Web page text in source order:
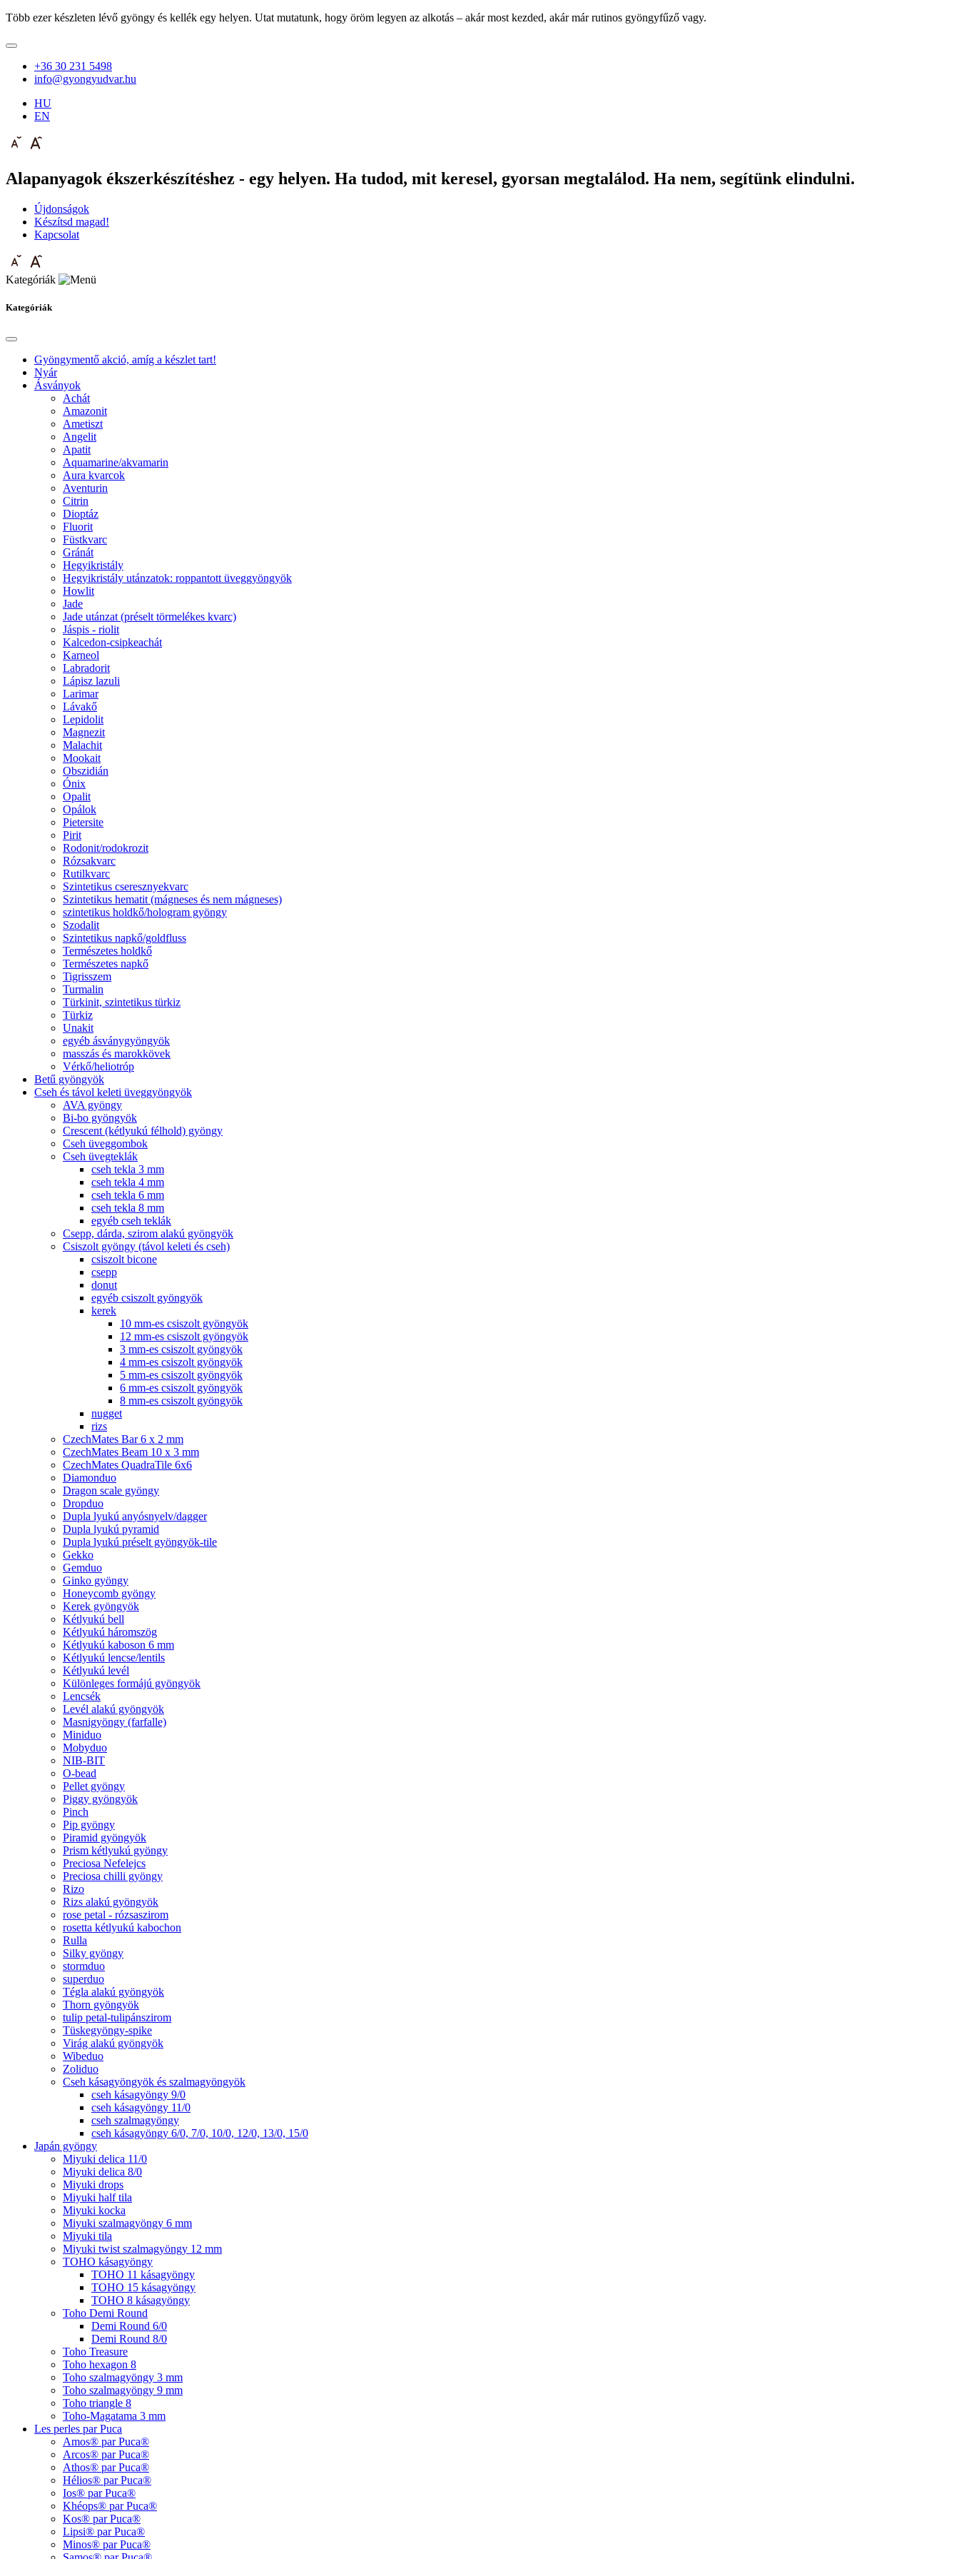
Több ezer készleten lévő gyöngy és kellék egy helyen. Utat mutatunk, hogy öröm legyen az alkotás – akár most kezded, akár már rutinos gyöngyfűző vagy.
+36 30 231 5498
info@gyongyudvar.hu
HU
EN
Alapanyagok ékszerkészítéshez - egy helyen. Ha tudod, mit keresel, gyorsan megtalálod. Ha nem, segítünk elindulni.
Újdonságok
Készítsd magad!
Kapcsolat
Kategóriák
Kategóriák
Gyöngymentő akció, amíg a készlet tart!
Nyár
Ásványok
Achát
Amazonit
Ametiszt
Angelit
Apatit
Aquamarine/akvamarin
Aura kvarcok
Aventurin
Citrin
Dioptáz
Fluorit
Füstkvarc
Gránát
Hegyikristály
Hegyikristály utánzatok: roppantott üveggyöngyök
Howlit
Jade
Jade utánzat (préselt törmelékes kvarc)
Jáspis - riolit
Kalcedon-csipkeachát
Karneol
Labradorit
Lápisz lazuli
Larimar
Lávakő
Lepidolit
Magnezit
Malachit
Mookait
Obszidián
Ónix
Opalit
Opálok
Pietersite
Pirit
Rodonit/rodokrozit
Rózsakvarc
Rutilkvarc
Szintetikus cseresznyekvarc
Szintetikus hematit (mágneses és nem mágneses)
szintetikus holdkő/hologram gyöngy
Szodalit
Szintetikus napkő/goldfluss
Természetes holdkő
Természetes napkő
Tigrisszem
Turmalin
Türkinit, szintetikus türkiz
Türkiz
Unakit
egyéb ásványgyöngyök
masszás és marokkövek
Vérkő/heliotróp
Betű gyöngyök
Cseh és távol keleti üveggyöngyök
AVA gyöngy
Bi-bo gyöngyök
Crescent (kétlyukú félhold) gyöngy
Cseh üveggombok
Cseh üvegteklák
cseh tekla 3 mm
cseh tekla 4 mm
cseh tekla 6 mm
cseh tekla 8 mm
egyéb cseh teklák
Csepp, dárda, szirom alakú gyöngyök
Csiszolt gyöngy (távol keleti és cseh)
csiszolt bicone
csepp
donut
egyéb csiszolt gyöngyök
kerek
10 mm-es csiszolt gyöngyök
12 mm-es csiszolt gyöngyök
3 mm-es csiszolt gyöngyök
4 mm-es csiszolt gyöngyök
5 mm-es csiszolt gyöngyök
6 mm-es csiszolt gyöngyök
8 mm-es csiszolt gyöngyök
nugget
rizs
CzechMates Bar 6 x 2 mm
CzechMates Beam 10 x 3 mm
CzechMates QuadraTile 6x6
Diamonduo
Dragon scale gyöngy
Dropduo
Dupla lyukú anyósnyelv/dagger
Dupla lyukú pyramid
Dupla lyukú préselt gyöngyök-tile
Gekko
Gemduo
Ginko gyöngy
Honeycomb gyöngy
Kerek gyöngyök
Kétlyukú bell
Kétlyukú háromszög
Kétlyukú kaboson 6 mm
Kétlyukú lencse/lentils
Kétlyukú levél
Különleges formájú gyöngyök
Lencsék
Levél alakú gyöngyök
Masnigyöngy (farfalle)
Miniduo
Mobyduo
NIB-BIT
O-bead
Pellet gyöngy
Piggy gyöngyök
Pinch
Pip gyöngy
Piramid gyöngyök
Prism kétlyukú gyöngy
Preciosa Nefelejcs
Preciosa chilli gyöngy
Rizo
Rizs alakú gyöngyök
rose petal - rózsaszirom
rosetta kétlyukú kabochon
Rulla
Silky gyöngy
stormduo
superduo
Tégla alakú gyöngyök
Thorn gyöngyök
tulip petal-tulipánszirom
Tüskegyöngy-spike
Virág alakú gyöngyök
Wibeduo
Zoliduo
Cseh kásagyöngyök és szalmagyöngyök
cseh kásagyöngy 9/0
cseh kásagyöngy 11/0
cseh szalmagyöngy
cseh kásagyöngy 6/0, 7/0, 10/0, 12/0, 13/0, 15/0
Japán gyöngy
Miyuki delica 11/0
Miyuki delica 8/0
Miyuki drops
Miyuki half tila
Miyuki kocka
Miyuki szalmagyöngy 6 mm
Miyuki tila
Miyuki twist szalmagyöngy 12 mm
TOHO kásagyöngy
TOHO 11 kásagyöngy
TOHO 15 kásagyöngy
TOHO 8 kásagyöngy
Toho Demi Round
Demi Round 6/0
Demi Round 8/0
Toho Treasure
Toho hexagon 8
Toho szalmagyöngy 3 mm
Toho szalmagyöngy 9 mm
Toho triangle 8
Toho-Magatama 3 mm
Les perles par Puca
Amos® par Puca®
Arcos® par Puca®
Athos® par Puca®
Hélios® par Puca®
Ios® par Puca®
Khéops® par Puca®
Kos® par Puca®
Lipsi® par Puca®
Minos® par Puca®